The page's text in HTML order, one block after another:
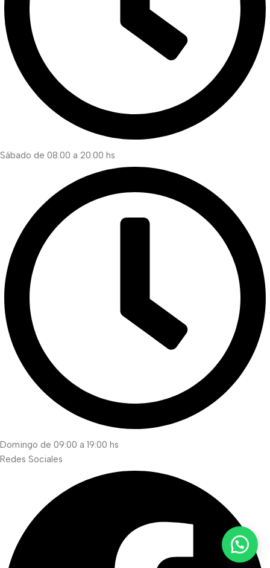
Sábado de 08:00 a 20:00 hs
Domingo de 09:00 a 19:00 hs
Redes Sociales